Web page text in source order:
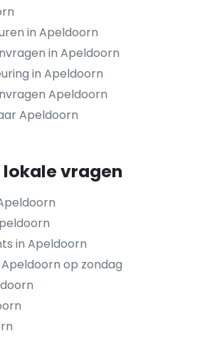
in Apeldoorn
in Apeldoorn
in Apeldoorn
Apeldoorn
Apeldoorn
vragen
in Apeldoorn
op zondag